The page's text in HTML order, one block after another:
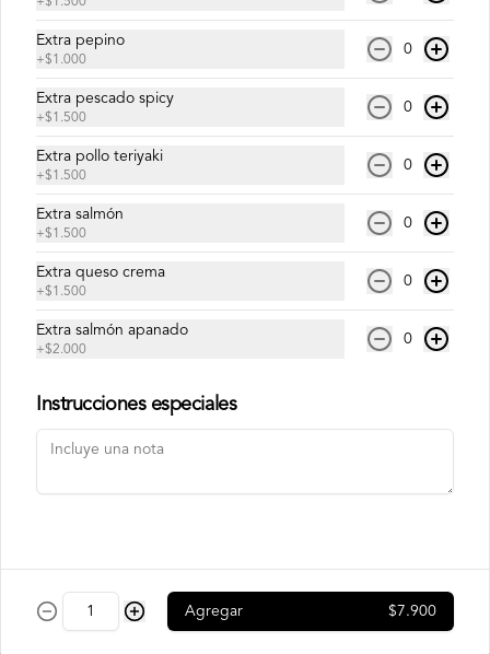
Pedrito Roll
Camarón furay, queso crema y palta,
envuelto en salmón con salsa unagi.
$9.500
Camarón, palta y queso crema.
Philadelphia Roll
Rainbow Roll
Camarón, queso crema y pepino,
Extra pepino
+$1.000
0
Extra pescado spicy
+$1.500
0
Extra pollo teriyaki
+$1.500
0
Extra salmón
+$1.500
0
Extra queso crema
+$1.500
0
Extra salmón apanado
+$2.000
0
Instrucciones especiales
Agregar $7.900